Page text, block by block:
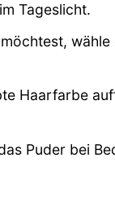
Tageslicht.
Haarfarbe
Puder bei